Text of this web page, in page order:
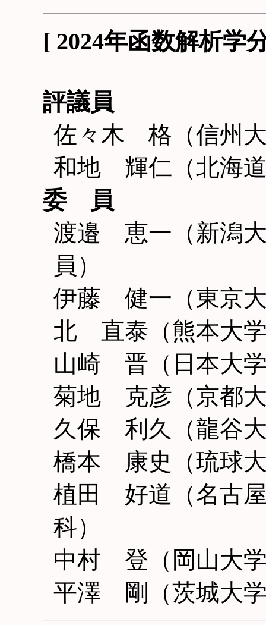
[ 2024年函数解析
評議員
佐々木 格（信州
和地 輝仁（北海
委 員
渡邉 恵一（新潟
員）
伊藤 健一（東京
北 直泰（熊本大
山崎 晋（日本大
菊地 克彦（京都
久保 利久（龍谷
橋本 康史（琉球
植田 好道（名古
科）
中村 登（岡山大
平澤 剛（茨城大